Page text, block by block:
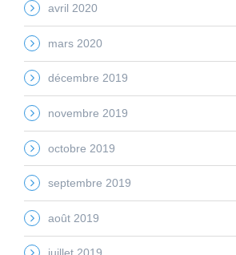
avril 2020
mars 2020
décembre 2019
novembre 2019
octobre 2019
septembre 2019
août 2019